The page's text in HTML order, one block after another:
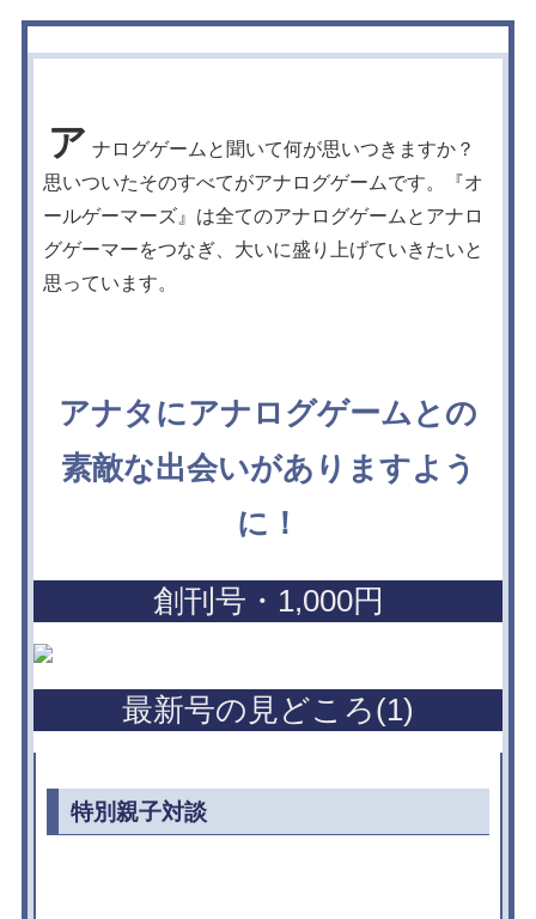
ア ナログゲームと聞いて何が思いつきますか？
思いついたそのすべてがアナログゲームです。『オ
ールゲーマーズ』は全てのアナログゲームとアナロ
グゲーマーをつなぎ、大いに盛り上げていきたいと
思っています。
アナタにアナログゲームとの
素敵な出会いがありますよう
に！
創刊号・1,000円
最新号の見どころ(1)
特別親子対談